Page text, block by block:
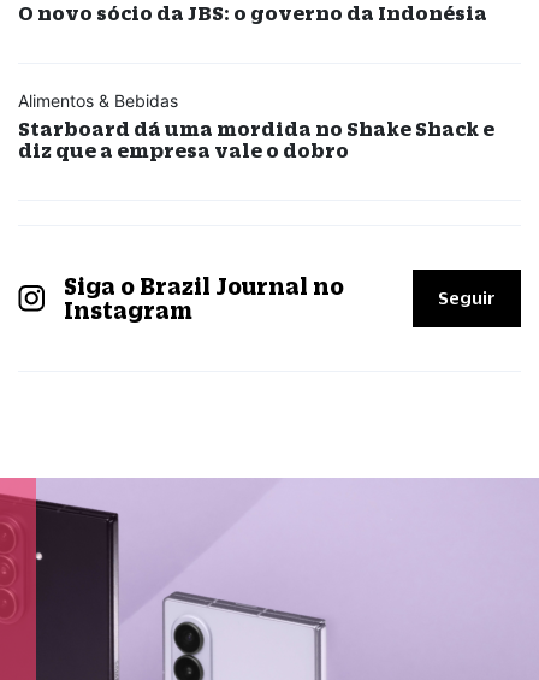
O novo sócio da JBS: o governo da Indonésia
Alimentos & Bebidas
Starboard dá uma mordida no Shake Shack e
diz que a empresa vale o dobro
Siga o Brazil Journal no
Instagram
Seguir